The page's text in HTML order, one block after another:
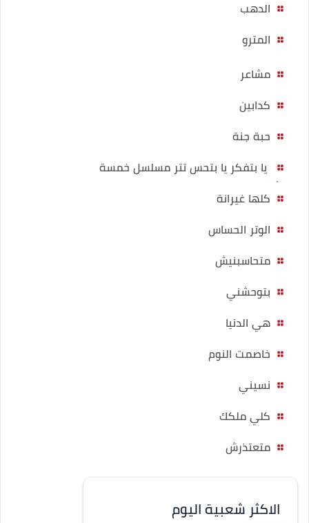
الدهب
المترو
مشاعر
كدابين
حبة جنة
يا بتفكر يا بتحس تتر مسلسل خمسة
ونص
كلها غيرانة
الوتر الحساس
متحاسبنيش
بتوحشني
هي الدنيا
خاصمت النوم
نسيني
كلي ملكك
متعتذرش
الاكثر شعبية اليوم